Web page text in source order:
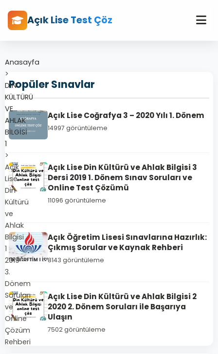
Açık Lise Test Çöz
Anasayfa
>
DİN
KÜLTÜRÜ
VE
AHLAK
BİLGİSİ
1
>
Açık
Lise
Din
Kültürü
ve
Ahlak
Bilgisi
1
2019
3.
Dönem
Soruları
ve
Online
Çözüm
Rehberi
Popüler Sınavlar
Açık Lise Coğrafya 3 – 2020 Yılı 1. Dönem
14997 görüntüleme
Açık Lise Din Kültürü ve Ahlak Bilgisi 3
Dersi 2019 1. Dönem Sınav Soruları ve
Online Test Çözümü
11096 görüntüleme
Açık Öğretim Lisesi Sınavlarına Hazırlık:
Çıkmış Sorular ve Kaynak Rehberi
8143 görüntüleme
Açık Lise Din Kültürü ve Ahlak Bilgisi 2
2020 2. Dönem Soruları ile Başarıya
Ulaşın
7502 görüntüleme